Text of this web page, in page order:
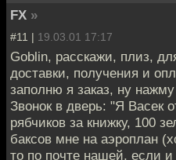
FX »
#11 | 19.03.01 17:17
Goblin, расскажи, плиз,
доставки, получения и
заполню я заказ, ну
Звонок в дверь: "Я Васек
рябчиков за книжку, 100
баксов мне на аэроплан
то по почте нашей, если и